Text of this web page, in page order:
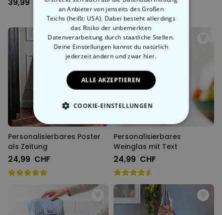
39,99 CHF 24,99 CHF
Personalisierbares Poster
als Zeitung
24,99 CHF
Personalisierbares
Weinglas mit Text
24,99 CHF
an Anbieter von jenseits des Großen
Teichs (heißt: USA). Dabei besteht allerdings
das Risiko der unbemerkten
Datenverarbeitung durch staatliche Stellen.
Deine Einstellungen kannst du natürlich
jederzeit ändern und zwar hier.
ALLE AKZEPTIEREN
COOKIE-EINSTELLUNGEN
ESSENTIELL
PERFORMANCE
SONSTIGE